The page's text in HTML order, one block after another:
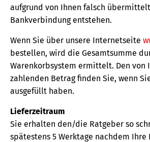
aufgrund von Ihnen falsch
Bankverbindung entstehen.
Wenn Sie über unsere Internetseite
bestellen, wird die Gesamtsumme
Warenkorbsystem ermittelt. Den von
zahlenden Betrag finden Sie, wenn
ausgefüllt haben.
Lieferzeitraum
Sie erhalten den/die Ratgeber so
spätestens 5 Werktage nachdem